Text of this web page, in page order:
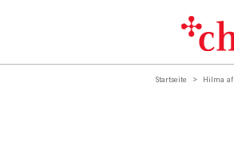
Startseite Hilma af